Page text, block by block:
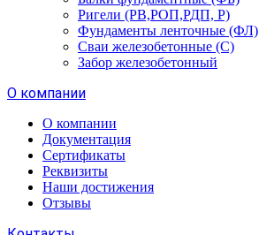
Ригели (РВ,РОП,РДП, Р)
Фундаменты ленточные (ФЛ)
Сваи железобетонные (С)
Забор железобетонный
О компании
О компании
Документация
Сертификаты
Реквизиты
Наши достижения
Отзывы